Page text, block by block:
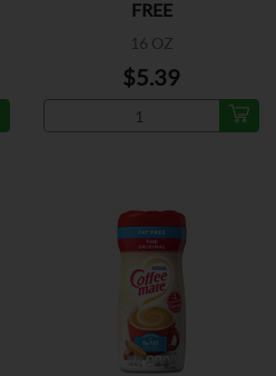
FREE
16 OZ
$5.39